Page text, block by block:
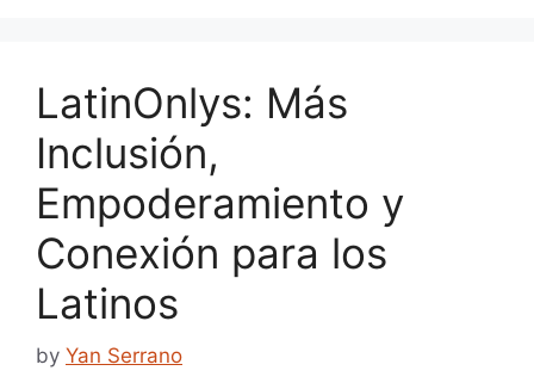
LatinOnlys: Más
Inclusión,
Empoderamiento y
Conexión para los
Latinos
by Yan Serrano